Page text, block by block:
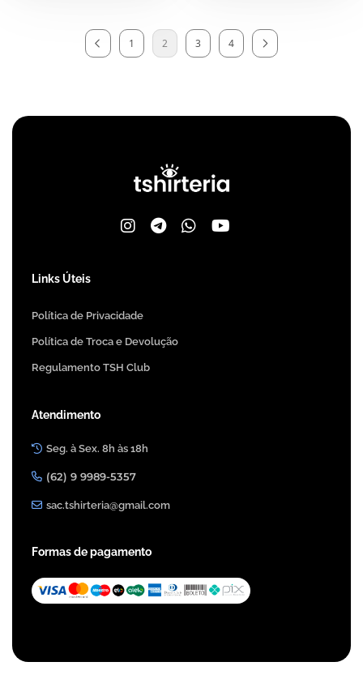
1 2 3 4
Links Úteis
Política de Privacidade
Política de Troca e Devolução
Regulamento TSH Club
Atendimento
Seg. à Sex. 8h às 18h
(62) 9 9989-5357
sac.tshirteria@gmail.com
Formas de pagamento